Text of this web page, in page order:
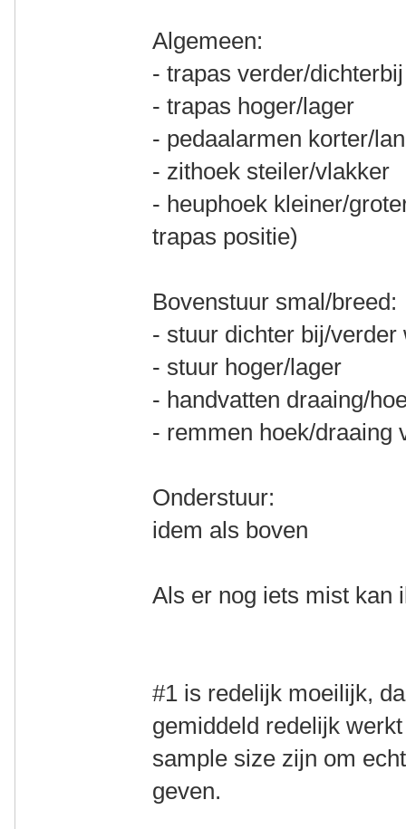
Algemeen:
- trapas verder/dichterbij
- trapas hoger/lager
- pedaalarmen korter/
- zithoek steiler/vlakker
- heuphoek kleiner/
trapas positie)
Bovenstuur smal/breed:
- stuur dichter bij/verder
- stuur hoger/lager
- handvatten draaing/
- remmen hoek/draaing
Onderstuur:
idem als boven
Als er nog iets mist kan
#1 is redelijk moeilijk,
gemiddeld redelijk
sample size zijn om
geven.